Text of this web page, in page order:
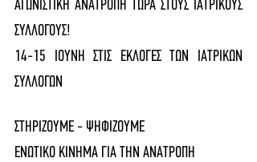
ΑΓΩΝΙΣΤΙΚΗ ΑΝΑΤΡΟΠΗ ΤΩΡΑ ΣΤΟΥΣ ΙΑΤΡΙΚΟΥΣ
ΣΥΛΛΟΓΟΥΣ!
14-15 ΙΟΥΝΗ ΣΤΙΣ ΕΚΛΟΓΕΣ ΤΩΝ ΙΑΤΡΙΚΩΝ
ΣΥΛΛΟΓΩΝ
ΣΤΗΡΙΖΟΥΜΕ - ΨΗΦΙΖΟΥΜΕ
ΕΝΩΤΙΚΟ ΚΙΝΗΜΑ ΓΙΑ ΤΗΝ ΑΝΑΤΡΟΠΗ